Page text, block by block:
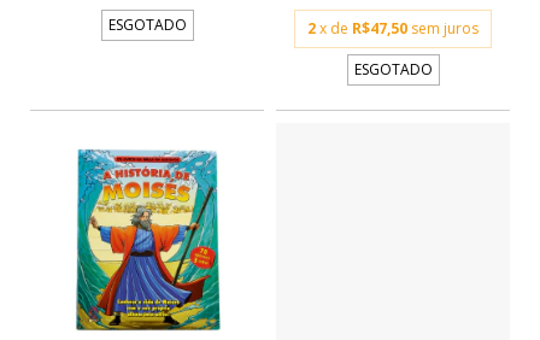
ESGOTADO 2x de R$47,50 sem juros
ESGOTADO